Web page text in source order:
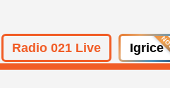
Radio 021 Live Igrice